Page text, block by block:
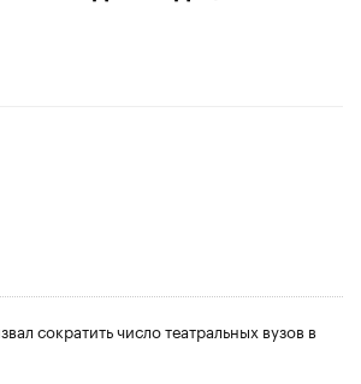
сократить число театральных вузов в